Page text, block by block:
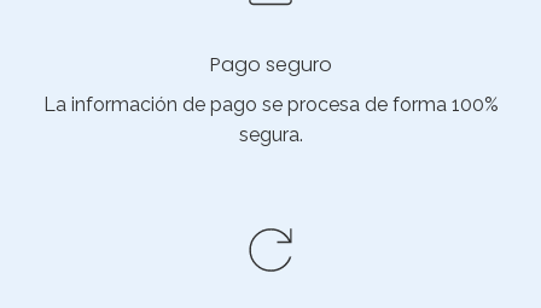
Pago seguro
La información de pago se procesa de forma 100%
segura.